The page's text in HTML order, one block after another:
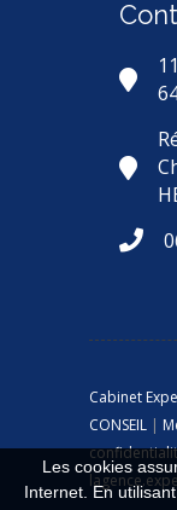
Cabinet
CONSEIL |
Les cookies
Internet. En